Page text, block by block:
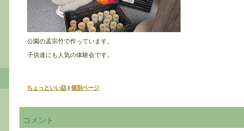
公園の孟宗竹で作っています。
子供達にも人気の体験会です。
ちょっといい話 | 個別ページ
コメント